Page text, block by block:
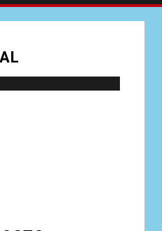
Hukum, Ungkap